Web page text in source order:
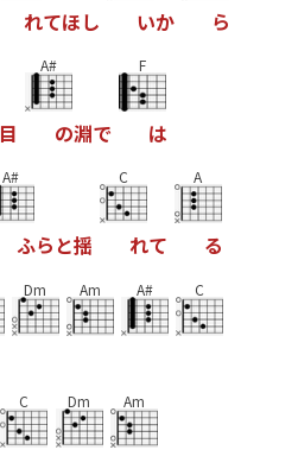
れてほし いか ら
目
A#
の淵で
F
は
A#
ふら と揺
C
れて
A
る
Dm Am A# C
C Dm Am